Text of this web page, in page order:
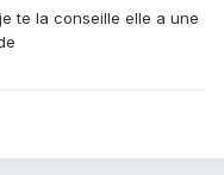
te la conseille elle a une